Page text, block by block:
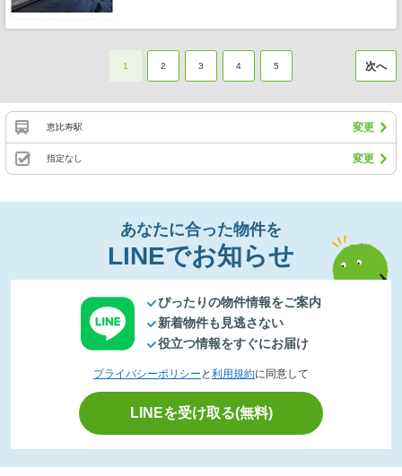
1 2 3 4 5 次へ
恵比寿駅 変更
指定なし 変更
あなたに合った物件を
LINEでお知らせ
ぴったりの物件情報をご案内
新着物件も見逃さない
役立つ情報をすぐにお届け
プライバシーポリシー と 利用規約に同意して
LINEを受け取る(無料)